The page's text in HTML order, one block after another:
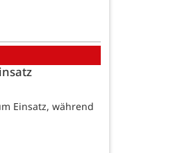
Einsatz, während